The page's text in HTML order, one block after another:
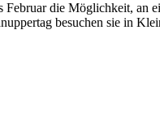
die Möglichkeit,
besuchen sie in